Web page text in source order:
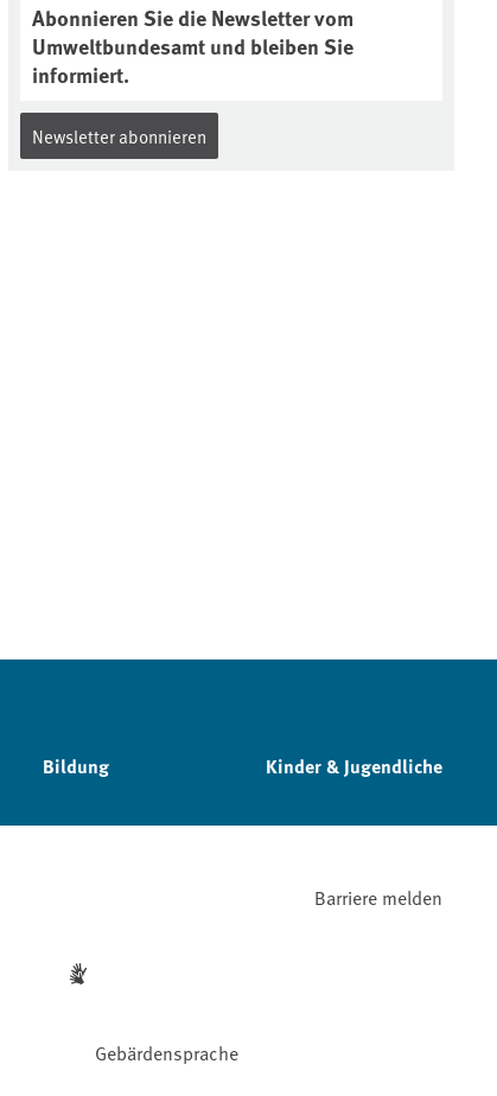
Abonnieren Sie die Newsletter vom
Umweltbundesamt und bleiben Sie
informiert.
Newsletter abonnieren
Bildung Kinder & Jugendliche
Gebärdensprache
Barriere melden